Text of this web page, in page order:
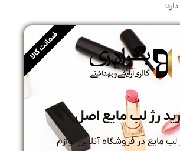
رژ لب مایع اصل
لب مایع در فروشگاه آنلاین لوازم
ضمانت کالا